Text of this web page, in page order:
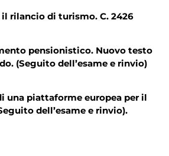
rilancio di turismo. C. 2426
pensionistico. Nuovo testo
(Seguito dell’esame e rinvio)
una piattaforme europea per il
dell’esame e rinvio).